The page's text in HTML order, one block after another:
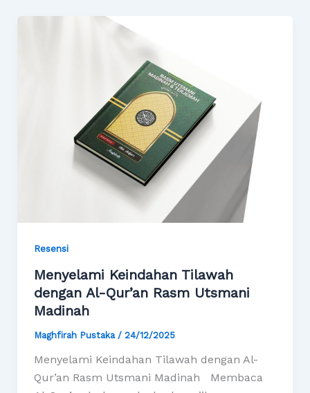
Resensi
Menyelami Keindahan Tilawah
dengan Al-Qur’an Rasm Utsmani
Madinah
Maghfirah Pustaka / 24/12/2025
Menyelami Keindahan Tilawah dengan Al-
Qur’an Rasm Utsmani Madinah Membaca